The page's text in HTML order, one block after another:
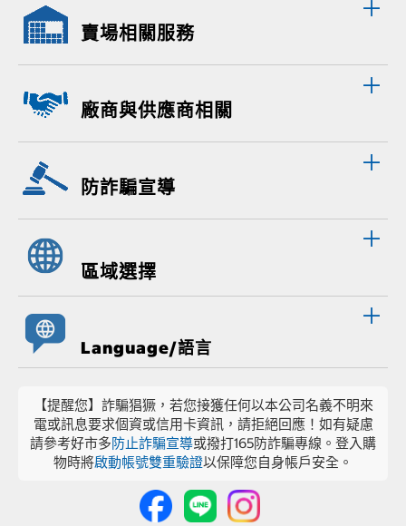
賣場相關服務
廠商與供應商相關
防詐騙宣導
區域選擇
Language/語言
【提醒您】詐騙猖獗，若您接獲任何以本公司名義不明來
電或訊息要求個資或信用卡資訊，請拒絕回應！如有疑慮
請參考好市多防止詐騙宣導或撥打165防詐騙專線。登入購
物時將啟動帳號雙重驗證以保障您自身帳戶安全。